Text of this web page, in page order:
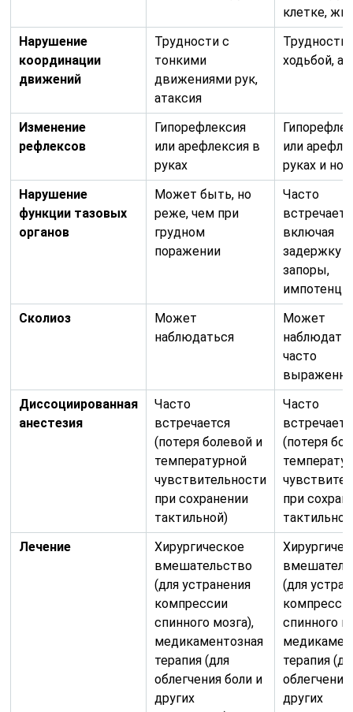
клетке,
Нарушение
координации
движений
Трудности с
тонкими
движениями рук,
атаксия
Трудности
ходьбой,
Изменение
рефлексов
Гипорефлексия
или арефлексия в
руках
или
руках и
Нарушение
функции тазовых
органов
Может быть, но
реже, чем при
грудном
поражении
Часто
включая
задержку
запоры,
Сколиоз
Может
наблюдаться
Может
часто
Диссоциированная
анестезия
Часто
встречается
(потеря болевой и
температурной
чувствительности
при сохранении
тактильной)
Часто
(потеря
при
Лечение
Хирургическое
вмешательство
(для устранения
компрессии
спинного мозга),
медикаментозная
терапия (для
облегчения боли и
других
(для
спинного
терапия
других